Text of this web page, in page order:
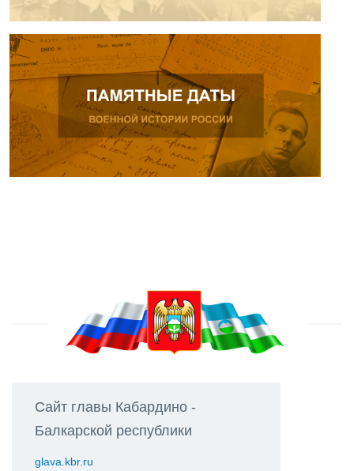
Сайт главы Кабардино -
Балкарской республики
glava.kbr.ru